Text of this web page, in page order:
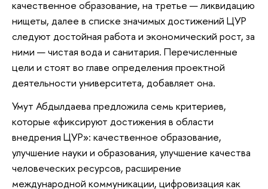
качественное образование, на третье — ликвидацию
нищеты, далее в списке значимых достижений ЦУР
следуют достойная работа и экономический рост, за
ними — чистая вода и санитария. Перечисленные
цели и стоят во главе определения проектной
деятельности университета, добавляет она.
Умут Абдылдаева предложила семь критериев,
которые «фиксируют достижения в области
внедрения ЦУР»: качественное образование,
улучшение науки и образования, улучшение качества
человеческих ресурсов, расширение
международной коммуникации, цифровизация как